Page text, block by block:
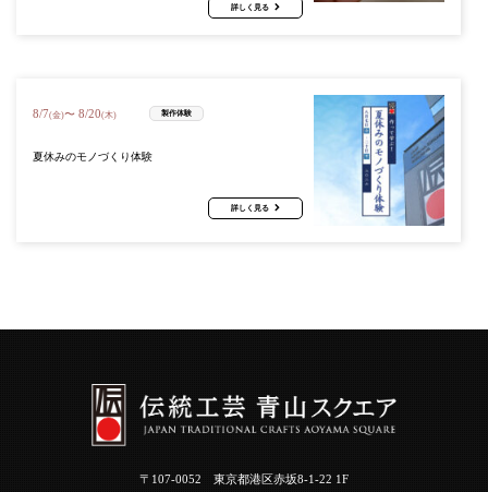
詳しく見る
8/7(金)〜 8/20(木) 製作体験
夏休みのモノづくり体験
詳しく見る
〒107-0052 東京都港区赤坂8-1-22 1F